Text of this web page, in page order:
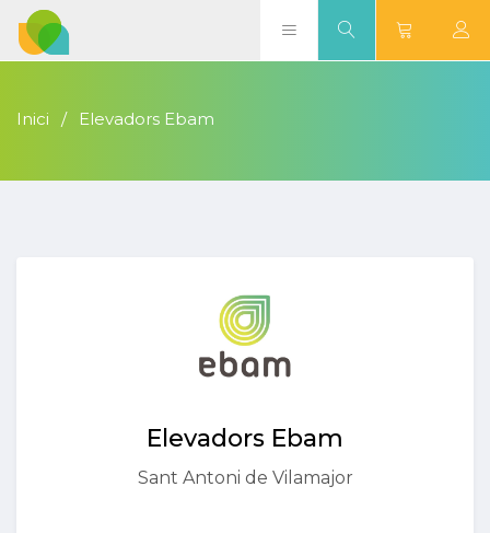
Inici Elevadors Ebam
Elevadors Ebam
Sant Antoni de Vilamajor